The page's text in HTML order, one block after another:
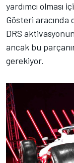
yardımcı olması
Gösteri aracında
DRS
ancak bu
gerekiyor.